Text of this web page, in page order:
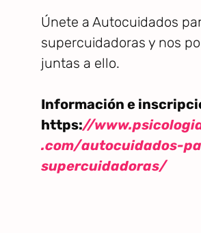
Únete a Autocuidados
supercuidadoras y nos
juntas a ello.
Información e
https://
.com/autocuidados-
supercuidadoras/